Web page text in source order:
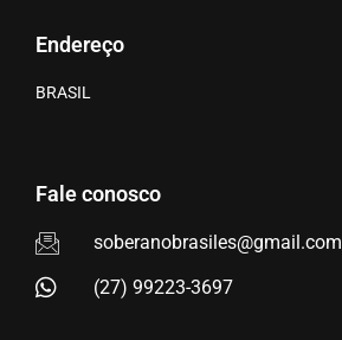
Endereço
BRASIL
Fale conosco
soberanobrasiles@gmail.com
(27) 99223-3697